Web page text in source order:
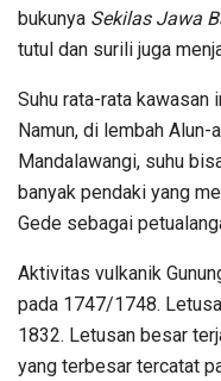
bukunya Sekilas Jawa
tutul dan surili juga
Suhu rata-rata kawasan
Namun, di lembah Alun-
Mandalawangi, suhu
banyak pendaki yang
Gede sebagai
Aktivitas vulkanik
pada 1747/1748.
1832. Letusan besar
yang terbesar tercatat